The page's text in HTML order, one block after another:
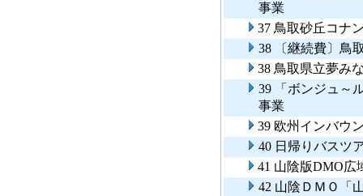
事業
37 鳥取砂丘コナ
38 〔継続費〕鳥
38 鳥取県立夢み
39 「ボンジュ～
事業
39 欧州インバウ
40 日帰りバスツ
41 山陰版DMO広
42 山陰ＤＭＯ「